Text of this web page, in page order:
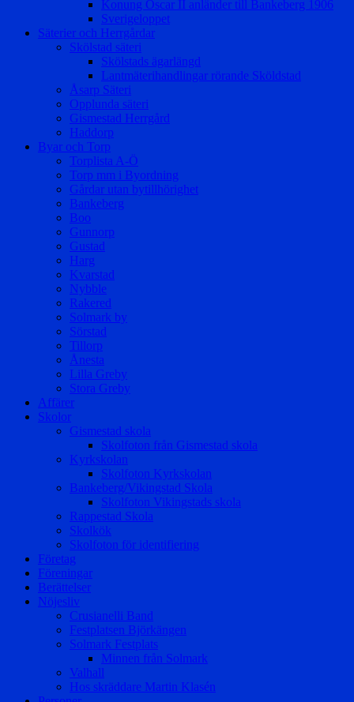
Konung Oscar II anländer till Bankeberg 1906
Sverigeloppet
Säterier och Herrgårdar
Skölstad säteri
Skölstads ägarlängd
Lantmäterihandlingar rörande Sköldstad
Åsarp Säteri
Opplunda säteri
Gismestad Herrgård
Haddorp
Byar och Torp
Torplista A-Ö
Torp mm i Byordning
Gårdar utan bytillhörighet
Bankeberg
Boo
Gunnorp
Gustad
Harg
Kvarstad
Nybble
Rakered
Solmark by
Sörstad
Tillorp
Ånesta
Lilla Greby
Stora Greby
Affärer
Skolor
Gismestad skola
Skolfoton från Gismestad skola
Kyrkskolan
Skolfoton Kyrkskolan
Bankeberg/Vikingstad Skola
Skolfoton Vikingstads skola
Rappestad Skola
Skolkök
Skolfoton för identifiering
Företag
Föreningar
Berättelser
Nöjesliv
Crusianelli Band
Festplatsen Björkängen
Solmark Festplats
Minnen från Solmark
Valhall
Hos skräddare Martin Klasén